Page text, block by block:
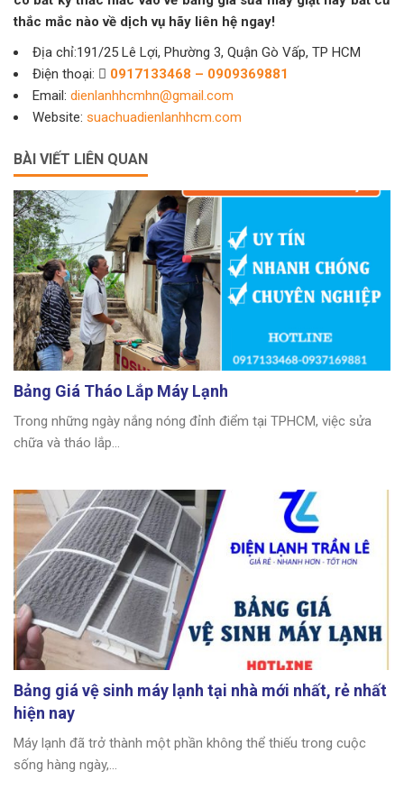
thắc mắc nào về dịch vụ hãy liên hệ ngay!
Địa chỉ:191/25 Lê Lợi, Phường 3, Quận Gò Vấp, TP HCM
Điện thoại:
0917133468 – 0909369881
Email: dienlanhhcmhn@gmail.com
Website: suachuadienlanhhcm.com
BÀI VIẾT LIÊN QUAN
Bảng Giá Tháo Lắp Máy Lạnh
Trong những ngày nắng nóng đỉnh điểm tại TPHCM, việc sửa
chữa và tháo lắp...
Bảng giá vệ sinh máy lạnh tại nhà mới nhất, rẻ nhất
hiện nay
Máy lạnh đã trở thành một phần không thể thiếu trong cuộc
sống hàng ngày,...